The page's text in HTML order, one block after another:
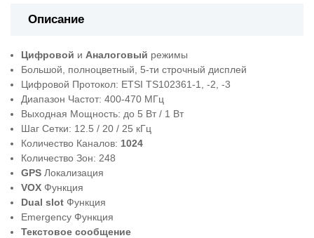
Описание
Цифровой и Аналоговый режимы
Большой, полноцветный, 5-ти строчный дисплей
Цифровой Протокол: ETSI TS102361-1, -2, -3
Диапазон Частот: 400-470 МГц
Выходная Мощность: до 5 Вт / 1 Вт
Шаг Сетки: 12.5 / 20 / 25 кГц
Количество Каналов: 1024
Количество Зон: 248
GPS Локализация
VOX Функция
Dual slot Функция
Emergency Функция
Текстовое сообщение